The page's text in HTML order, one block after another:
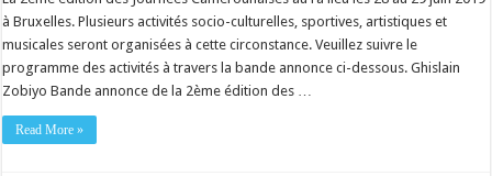
à Bruxelles. Plusieurs activités socio-culturelles, sportives, artistiques et
musicales seront organisées à cette circonstance. Veuillez suivre le
programme des activités à travers la bande annonce ci-dessous. Ghislain
Zobiyo Bande annonce de la 2ème édition des …
Read More »